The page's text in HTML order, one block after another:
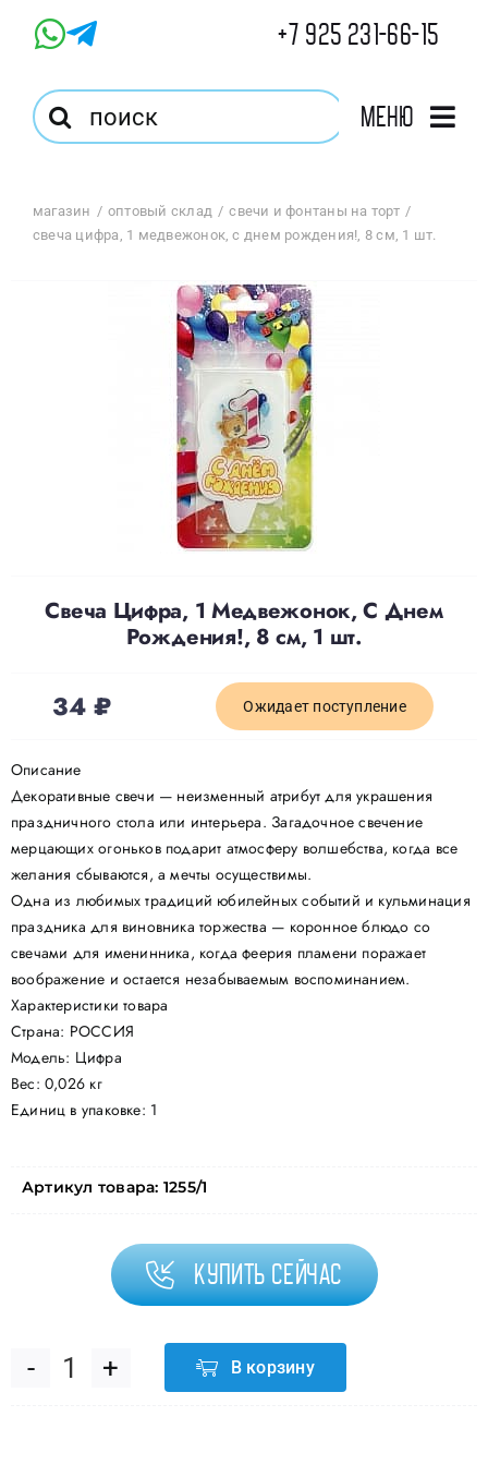
+7 925 231-66-15
Результат
поиска:
Меню
Магазин
Оптовый Магазин
О нас
Политика конфиденциальности
магазин оптовый склад
свечи и фонтаны на торт
свеча цифра, 1 медвежонок, с днем рождения!, 8 см, 1 шт.
Свеча Цифра, 1 Медвежонок, С Днем
Рождения!, 8 см, 1 шт.
34₽ Ожидает поступление
Описание
Декоративные свечи — неизменный атрибут для украшения
праздничного стола или интерьера. Загадочное свечение
мерцающих огоньков подарит атмосферу волшебства, когда все
желания сбываются, а мечты осуществимы.
Одна из любимых традиций юбилейных событий и кульминация
праздника для виновника торжества — коронное блюдо со
свечами для именинника, когда феерия пламени поражает
воображение и остается незабываемым воспоминанием.
Характеристики товара
Страна: РОССИЯ
Модель: Цифра
Вес: 0,026 кг
Единиц в упаковке: 1
Артикул товара: 1255/1
Купить сейчас
Количество
В корзину